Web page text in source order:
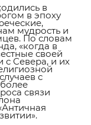
в
в эпоху
мудрость и
По словам
«когда в
своей
с Севера, и их
с
связи